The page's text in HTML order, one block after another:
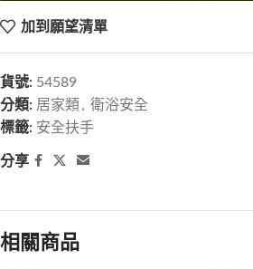
加到願望清單
貨號: 54589
分類: 居家類 , 衛浴安全
標籤: 安全扶手
分享
相關商品